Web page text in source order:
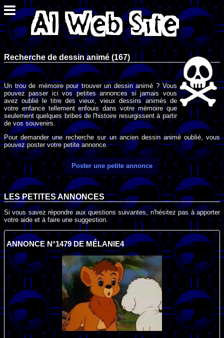
Recherche de dessin animé (167)
Un trou de mémoire pour trouver un dessin animé ? Vous
pouvez passer ici vos petites annonces si jamais vous
avez oublié le titre des vieux, vieux dessins animés de
votre enfance tellement enfouis dans votre mémoire que
seulement quelques bribes de l'histoire resurgissent à partir
de vos souvenirs.
Pour demander une recherche sur un ancien dessin animé oublié, vous
pouvez poster votre petite annonce.
Poster une petite annonce
LES PETITES ANNONCES
Si vous savez répondre aux questions suivantes, n'hésitez pas à apporter
votre aide et à faire une suggestion.
ANNONCE N°1479 DE MÉLANIE4